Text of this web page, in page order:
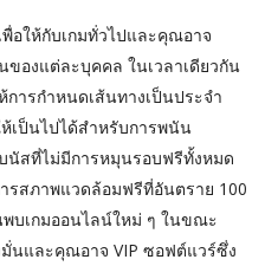
อให้กับเกมทั่วไปและคุณอาจ
องแต่ละบุคคล ในเวลาเดียวกัน
ารกำหนดเส้นทางเป็นประจำ
เป็นไปได้สำหรับการพนัน
นัสที่ไม่มีการหมุนรอบฟรีทั้งหมด
สภาพแวดล้อมฟรีที่อันตราย 100
พบเกมออนไลน์ใหม่ ๆ ในขณะ
นและคุณอาจ VIP ซอฟต์แวร์ซึ่ง